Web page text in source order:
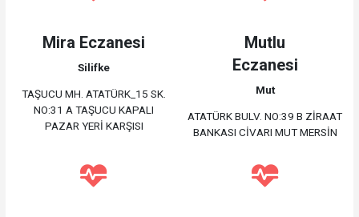
Mira Eczanesi
Silifke
TAŞUCU MH. ATATÜRK_15 SK.
NO:31 A TAŞUCU KAPALI
PAZAR YERİ KARŞISI
Mutlu
Eczanesi
Mut
ATATÜRK BULV. NO:39 B ZİRAAT
BANKASI CİVARI MUT MERSİN